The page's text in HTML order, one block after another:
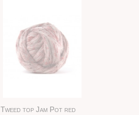
Tweed top Jam Pot red